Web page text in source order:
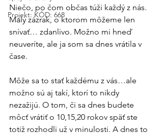
Projekt: KÓD: 668
Niečo, po čom občas túži každý z nás.
Malý zázrak, o ktorom môžeme len
snívať… zdanlivo. Možno mi hneď
neuveríte, ale ja som sa dnes vrátila v
čase.
Môže sa to stať každému z vás…ale
možno sú aj takí, ktorí to nikdy
nezažijú. O tom, či sa dnes budete
môcť vrátiť o 10,15,20 rokov späť ste
totiž rozhodli už v minulosti. A dnes to